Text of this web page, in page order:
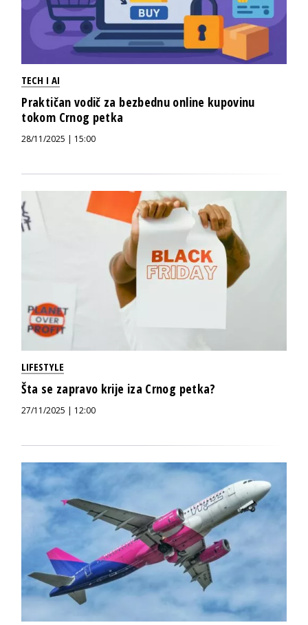
TECH I AI
Praktičan vodič za bezbednu online kupovinu
tokom Crnog petka
28/11/2025 | 15:00
LIFESTYLE
Šta se zapravo krije iza Crnog petka?
27/11/2025 | 12:00